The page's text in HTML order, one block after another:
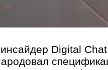
Digital Chat